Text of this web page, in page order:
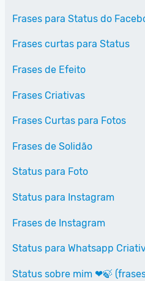
Frases para Status do
Frases curtas para Status
Frases de Efeito
Frases Criativas
Frases Curtas para Fotos
Frases de Solidão
Status para Foto
Status para Instagram
Frases de Instagram
Status para Whatsapp
Status sobre mim ❤🍃